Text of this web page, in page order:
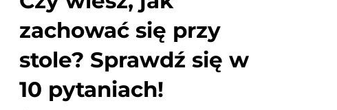
zachować się przy
stole? Sprawdź się w
10 pytaniach!